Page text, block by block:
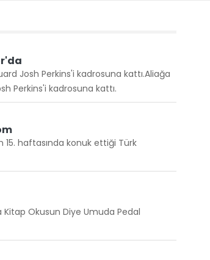
Josh Perkins'i kadrosuna kattı.Aliağa
Perkins'i kadrosuna kattı.
15. haftasında konuk ettiği Türk
Okusun Diye Umuda Pedal